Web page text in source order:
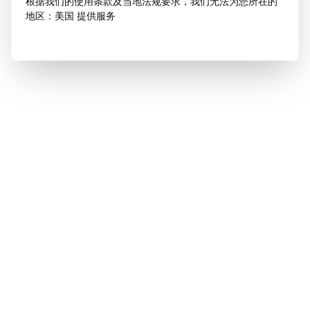
地区：美国 提供服务